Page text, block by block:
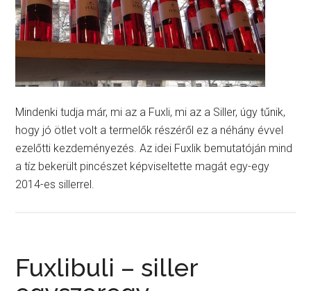
Mindenki tudja már, mi az a Fuxli, mi az a Siller, úgy tűnik,
hogy jó ötlet volt a termelők részéről ez a néhány évvel
ezelőtti kezdeményezés. Az idei Fuxlik bemutatóján mind
a tíz bekerült pincészet képviseltette magát egy-egy
2014-es sillerrel.
Fuxlibuli – siller